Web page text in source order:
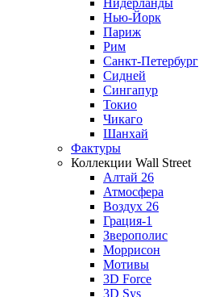
Нидерланды
Нью-Йорк
Париж
Рим
Санкт-Петербург
Сидней
Сингапур
Токио
Чикаго
Шанхай
Фактуры
Коллекции Wall Street
Алтай 26
Атмосфера
Воздух 26
Грация-1
Зверополис
Моррисон
Мотивы
3D Force
3D Sys